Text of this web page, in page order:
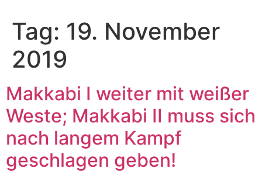
Tag: 19. November
2019
Makkabi I weiter mit weißer
Weste; Makkabi II muss sich
nach langem Kampf
geschlagen geben!